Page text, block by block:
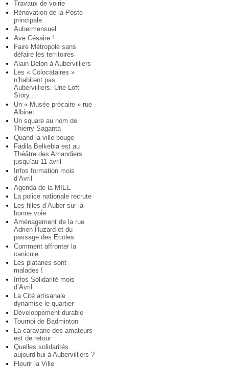
Travaux de voirie
Rénovation de la Poste
principale
Aubermensuel
Ave Césaire !
Faire Métropole sans
défaire les territoires
Alain Delon à Aubervilliers
Les « Colocataires »
n’habitent pas
Aubervilliers. Une Loft
Story...
Un « Musée précaire » rue
Albinet
Un square au nom de
Thierry Saganta
Quand la ville bouge
Fadila Belkebla est au
Théâtre des Amandiers
jusqu’au 11 avril
Infos formation mois
d’Avril
Agenda de la MIEL
La police nationale recrute
Les filles d’Auber sur la
bonne voie
Aménagement de la rue
Adrien Huzard et du
passage des Ecoles
Comment affronter la
canicule
Les platanes sont
malades !
Infos Solidarité mois
d’Avril
La Cité artisanale
dynamise le quartier
Développement durable
Tournoi de Badminton
La caravane des amateurs
est de retour
Quelles solidarités
aujourd’hui à Aubervilliers ?
Fleurir la Ville